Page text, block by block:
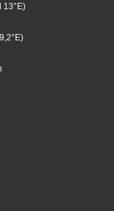
13°E)